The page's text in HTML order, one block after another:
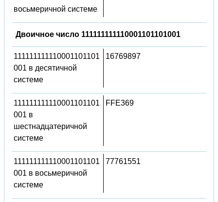
восьмеричной системе
Двоичное число 111111111110001101101001
111111111110001101101
001 в десятичной
системе
16769897
111111111110001101101
001 в
шестнадцатеричной
системе
FFE369
111111111110001101101
001 в восьмеричной
системе
77761551